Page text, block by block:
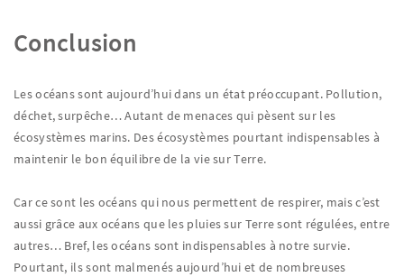
Conclusion
Les océans sont aujourd’hui dans un état préoccupant. Pollution,
déchet, surpêche… Autant de menaces qui pèsent sur les
écosystèmes marins. Des écosystèmes pourtant indispensables à
maintenir le bon équilibre de la vie sur Terre.
Car ce sont les océans qui nous permettent de respirer, mais c’est
aussi grâce aux océans que les pluies sur Terre sont régulées, entre
autres… Bref, les océans sont indispensables à notre survie.
Pourtant, ils sont malmenés aujourd’hui et de nombreuses